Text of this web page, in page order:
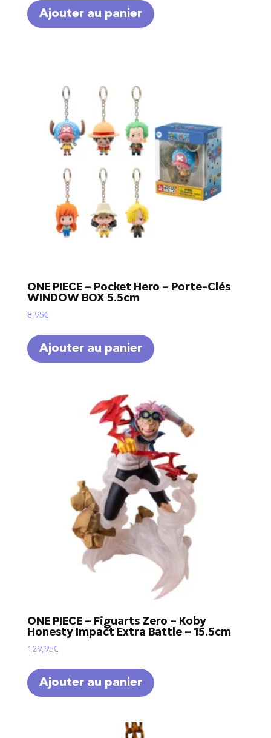
Ajouter au panier
ONE PIECE – Pocket Hero – Porte-Clés
WINDOW BOX 5.5cm
8,95€
Ajouter au panier
ONE PIECE – Figuarts Zero – Koby
Honesty Impact Extra Battle – 15.5cm
129,95€
Ajouter au panier